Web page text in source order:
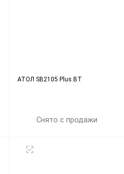
АТОЛ SB2105 Plus BT
Снято с продажи